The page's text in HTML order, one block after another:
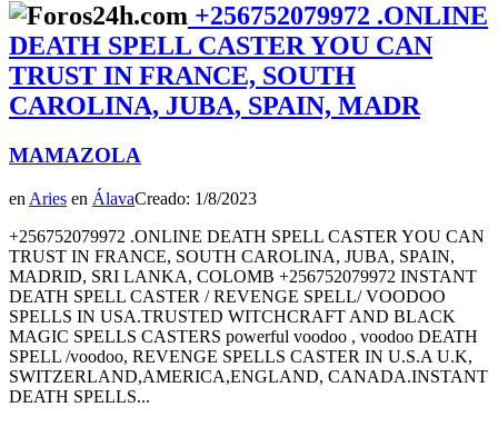
+256752079972 .ONLINE
DEATH SPELL CASTER YOU CAN
TRUST IN FRANCE, SOUTH
CAROLINA, JUBA, SPAIN, MADR
MAMAZOLA
en Aries en ÁlavaCreado: 1/8/2023
+256752079972 .ONLINE DEATH SPELL CASTER YOU CAN
TRUST IN FRANCE, SOUTH CAROLINA, JUBA, SPAIN,
MADRID, SRI LANKA, COLOMB +256752079972 INSTANT
DEATH SPELL CASTER / REVENGE SPELL/ VOODOO
SPELLS IN USA.TRUSTED WITCHCRAFT AND BLACK
MAGIC SPELLS CASTERS powerful voodoo , voodoo DEATH
SPELL /voodoo, REVENGE SPELLS CASTER IN U.S.A U.K,
SWITZERLAND,AMERICA,ENGLAND, CANADA.INSTANT
DEATH SPELLS...